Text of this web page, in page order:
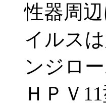
性器周
イルス
ンジロ
ＨＰＶ